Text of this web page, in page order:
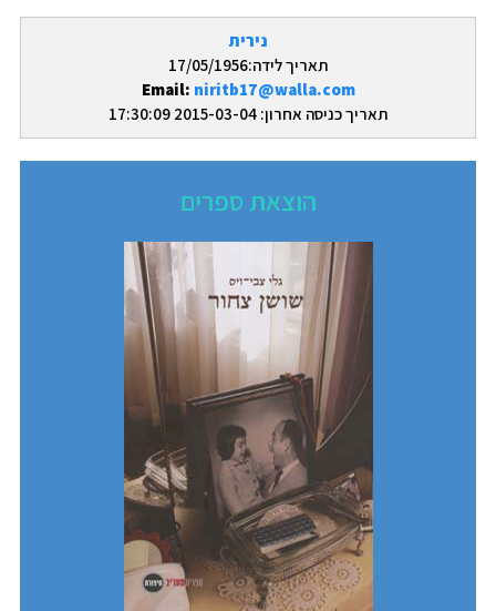
נירית
תאריך לידה:17/05/1956
Email: niritb17@walla.com
תאריך כניסה אחרון: 2015-03-04 17:30:09
הוצאת ספרים